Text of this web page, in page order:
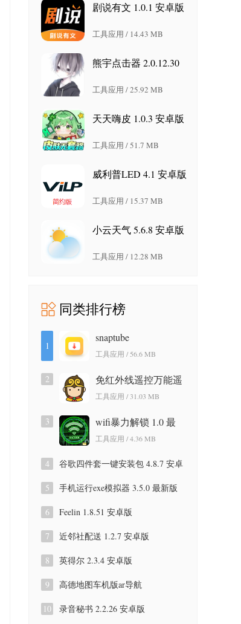
剧说有文 1.0.1 安卓版
工具应用 / 14.43 MB
熊宇点击器 2.0.12.30
工具应用 / 25.92 MB
天天嗨皮 1.0.3 安卓版
工具应用 / 51.7 MB
威利普LED 4.1 安卓版
工具应用 / 15.37 MB
小云天气 5.6.8 安卓版
工具应用 / 12.28 MB
同类排行榜
1
snaptube
7.64.1.76402001 安卓
工具应用 / 56.6 MB
2
免红外线遥控万能遥
控app 3.9.8.420 安卓
工具应用 / 31.03 MB
3
wifi暴力解锁 1.0 最
新版
工具应用 / 4.36 MB
4
谷歌四件套一键安装包 4.8.7 安卓
5
手机运行exe模拟器 3.5.0 最新版
6 Feelin 1.8.51 安卓版
7 近邻社配送 1.2.7 安卓版
8 英得尔 2.3.4 安卓版
9
高德地图车机版ar导航
10
录音秘书 2.2.26 安卓版